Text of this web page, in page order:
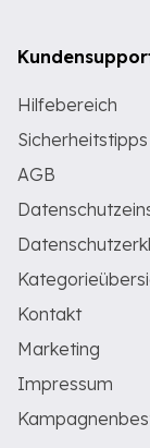
Hilfebereich
Sicherheitstipps
AGB
Kontakt
Marketing
Impressum